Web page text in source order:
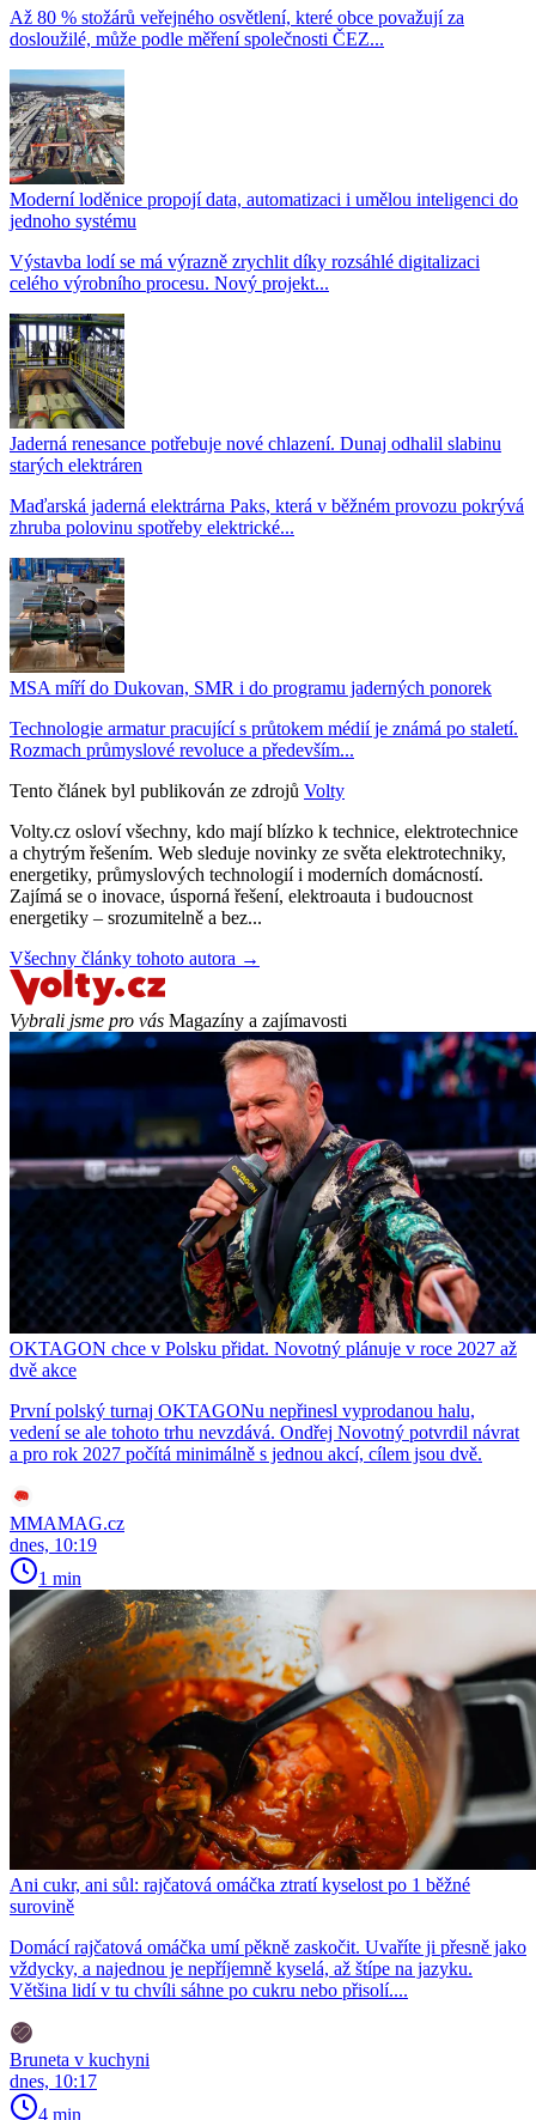
Až 80 % stožárů veřejného osvětlení, které obce považují za
dosloužilé, může podle měření společnosti ČEZ...
Moderní loděnice propojí data, automatizaci i umělou inteligenci do
jednoho systému
Výstavba lodí se má výrazně zrychlit díky rozsáhlé digitalizaci
celého výrobního procesu. Nový projekt...
Jaderná renesance potřebuje nové chlazení. Dunaj odhalil slabinu
starých elektráren
Maďarská jaderná elektrárna Paks, která v běžném provozu pokrývá
zhruba polovinu spotřeby elektrické...
MSA míří do Dukovan, SMR i do programu jaderných ponorek
Technologie armatur pracující s průtokem médií je známá po staletí.
Rozmach průmyslové revoluce a především...
Tento článek byl publikován ze zdrojů Volty
Volty.cz osloví všechny, kdo mají blízko k technice, elektrotechnice
a chytrým řešením. Web sleduje novinky ze světa elektrotechniky,
energetiky, průmyslových technologií i moderních domácností.
Zajímá se o inovace, úsporná řešení, elektroauta i budoucnost
energetiky – srozumitelně a bez...
Všechny články tohoto autora →
Vybrali jsme pro vás Magazíny a zajímavosti
OKTAGON chce v Polsku přidat. Novotný plánuje v roce 2027 až
dvě akce
První polský turnaj OKTAGONu nepřinesl vyprodanou halu,
vedení se ale tohoto trhu nevzdává. Ondřej Novotný potvrdil návrat
a pro rok 2027 počítá minimálně s jednou akcí, cílem jsou dvě.
MMAMAG.cz
dnes, 10:19
1 min
Ani cukr, ani sůl: rajčatová omáčka ztratí kyselost po 1 běžné
surovině
Domácí rajčatová omáčka umí pěkně zaskočit. Uvaříte ji přesně jako
vždycky, a najednou je nepříjemně kyselá, až štípe na jazyku.
Většina lidí v tu chvíli sáhne po cukru nebo přisolí....
Bruneta v kuchyni
dnes, 10:17
4 min